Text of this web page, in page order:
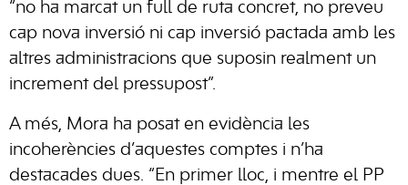
“no ha marcat un full de ruta concret, no preveu
cap nova inversió ni cap inversió pactada amb les
altres administracions que suposin realment un
increment del pressupost”.
A més, Mora ha posat en evidència les
incoherències d’aquestes comptes i n’ha
destacades dues. “En primer lloc, i mentre el PP